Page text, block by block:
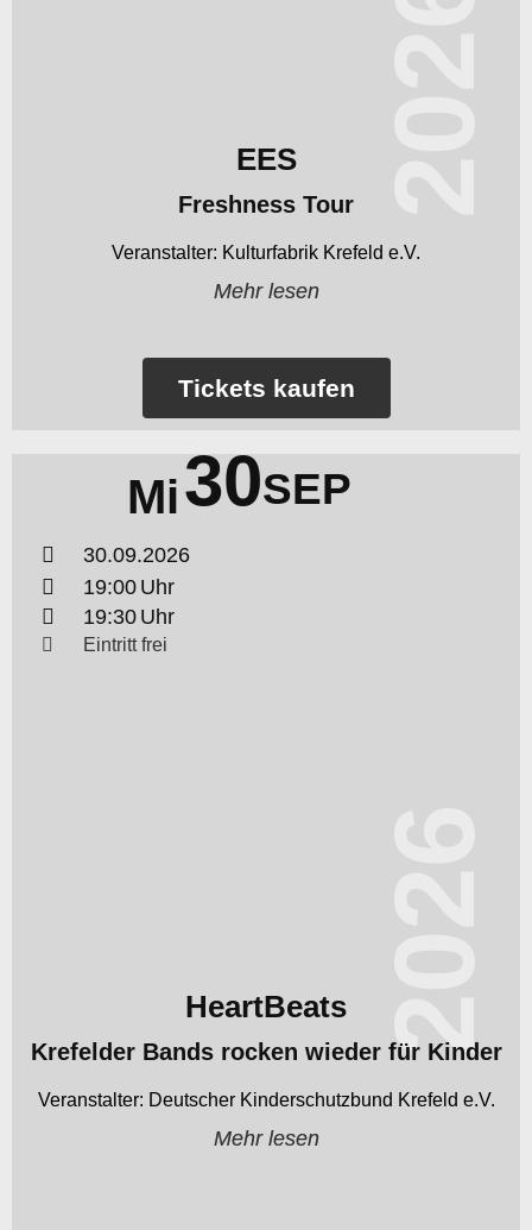
EES
Freshness Tour
Kulturfabrik Krefeld e.V.
Mehr lesen
Tickets kaufen
Mi30SEP
30.09.2026
19:00
19:30
Eintritt frei
HeartBeats
Krefelder Bands rocken wieder für Kinder
Deutscher Kinderschutzbund Krefeld e.V.
Mehr lesen